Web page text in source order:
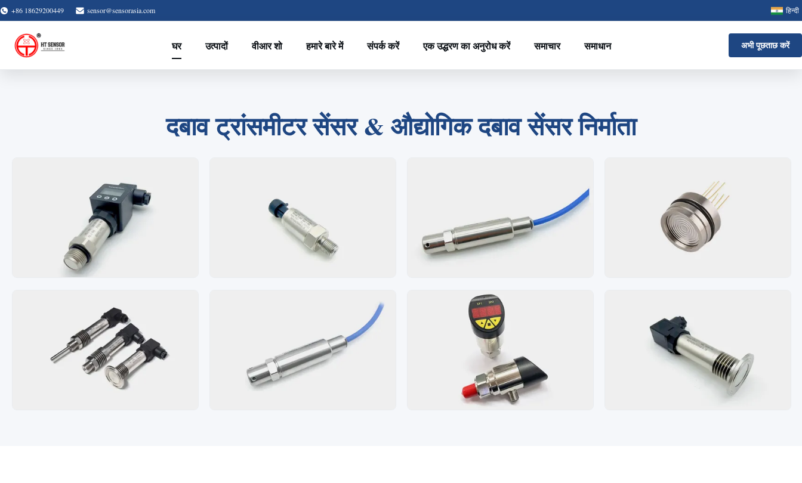
+86 18629200449 sensor@sensorasia.com हिन्दी
घर उत्पादों वीआर शो हमारे बारे में संपर्क करें एक उद्धरण का अनुरोध करें समाचार समाधान अभी पूछताछ करें
1 2 4
दबाव ट्रांसमीटर सेंसर & औद्योगिक दबाव सेंसर निर्माता